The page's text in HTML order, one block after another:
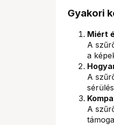
Gyakori
Miért
A
a
A
A